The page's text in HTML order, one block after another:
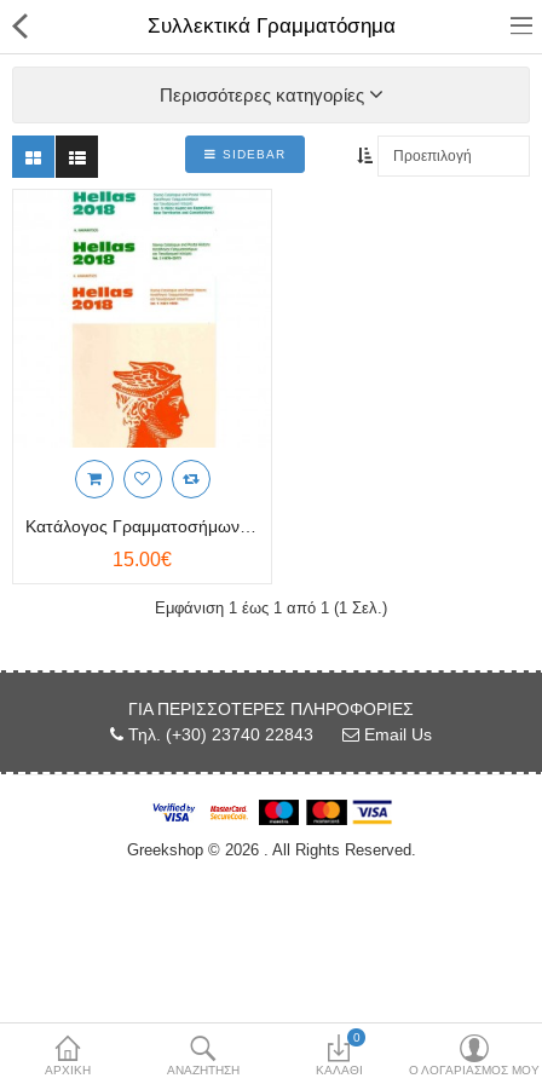
ΚΑΤΑΣΤΗΜΑ
Categories
Αναπτήρες
Βιβλία - Ημερ/για - Χάρτες
Καλλυντικά
Κεραμικά Ελληνικά
Κόσμημα
Μπλούζες & Μάσκα
Μπρελόκ
Νομίσματα & Γραμματόσημα
Σφουγγάρια θαλάσσης
ΑΡΧΙΚΉ ΑΝΑΖΉΤΗΣΗ
0
ΚΑΛΆΘΙ Ο ΛΟΓΑΡΙΑΣΜΌΣ ΜΟΥ
Συλλεκτικά Γραμματόσημα
Περισσότερες κατηγορίες
SIDEBAR
15.00€
Εμφάνιση 1 έως 1 από 1 (1 Σελ.)
ΓΙΑ ΠΕΡΙΣΣΌΤΕΡΕΣ ΠΛΗΡΟΦΟΡΊΕΣ
Τηλ. (+30) 23740 22843
Email Us
Greekshop © 2026 . All Rights Reserved.